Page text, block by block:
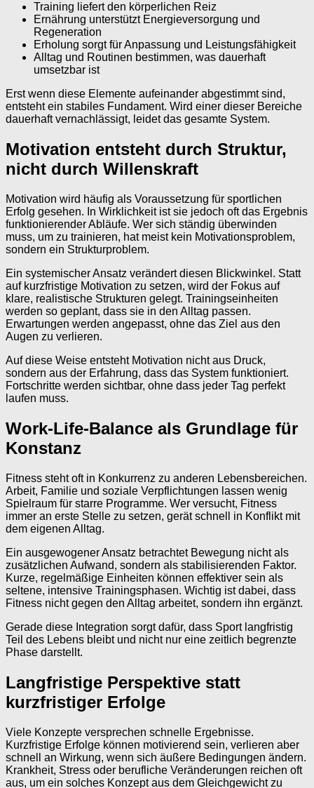
Training liefert den körperlichen Reiz
Ernährung unterstützt Energieversorgung und
Regeneration
Erholung sorgt für Anpassung und Leistungsfähigkeit
Alltag und Routinen bestimmen, was dauerhaft
umsetzbar ist
Erst wenn diese Elemente aufeinander abgestimmt sind,
entsteht ein stabiles Fundament. Wird einer dieser Bereiche
dauerhaft vernachlässigt, leidet das gesamte System.
Motivation entsteht durch Struktur,
nicht durch Willenskraft
Motivation wird häufig als Voraussetzung für sportlichen
Erfolg gesehen. In Wirklichkeit ist sie jedoch oft das Ergebnis
funktionierender Abläufe. Wer sich ständig überwinden
muss, um zu trainieren, hat meist kein Motivationsproblem,
sondern ein Strukturproblem.
Ein systemischer Ansatz verändert diesen Blickwinkel. Statt
auf kurzfristige Motivation zu setzen, wird der Fokus auf
klare, realistische Strukturen gelegt. Trainingseinheiten
werden so geplant, dass sie in den Alltag passen.
Erwartungen werden angepasst, ohne das Ziel aus den
Augen zu verlieren.
Auf diese Weise entsteht Motivation nicht aus Druck,
sondern aus der Erfahrung, dass das System funktioniert.
Fortschritte werden sichtbar, ohne dass jeder Tag perfekt
laufen muss.
Work-Life-Balance als Grundlage für
Konstanz
Fitness steht oft in Konkurrenz zu anderen Lebensbereichen.
Arbeit, Familie und soziale Verpflichtungen lassen wenig
Spielraum für starre Programme. Wer versucht, Fitness
immer an erste Stelle zu setzen, gerät schnell in Konflikt mit
dem eigenen Alltag.
Ein ausgewogener Ansatz betrachtet Bewegung nicht als
zusätzlichen Aufwand, sondern als stabilisierenden Faktor.
Kurze, regelmäßige Einheiten können effektiver sein als
seltene, intensive Trainingsphasen. Wichtig ist dabei, dass
Fitness nicht gegen den Alltag arbeitet, sondern ihn ergänzt.
Gerade diese Integration sorgt dafür, dass Sport langfristig
Teil des Lebens bleibt und nicht nur eine zeitlich begrenzte
Phase darstellt.
Langfristige Perspektive statt
kurzfristiger Erfolge
Viele Konzepte versprechen schnelle Ergebnisse.
Kurzfristige Erfolge können motivierend sein, verlieren aber
schnell an Wirkung, wenn sich äußere Bedingungen ändern.
Krankheit, Stress oder berufliche Veränderungen reichen oft
aus, um ein solches Konzept aus dem Gleichgewicht zu